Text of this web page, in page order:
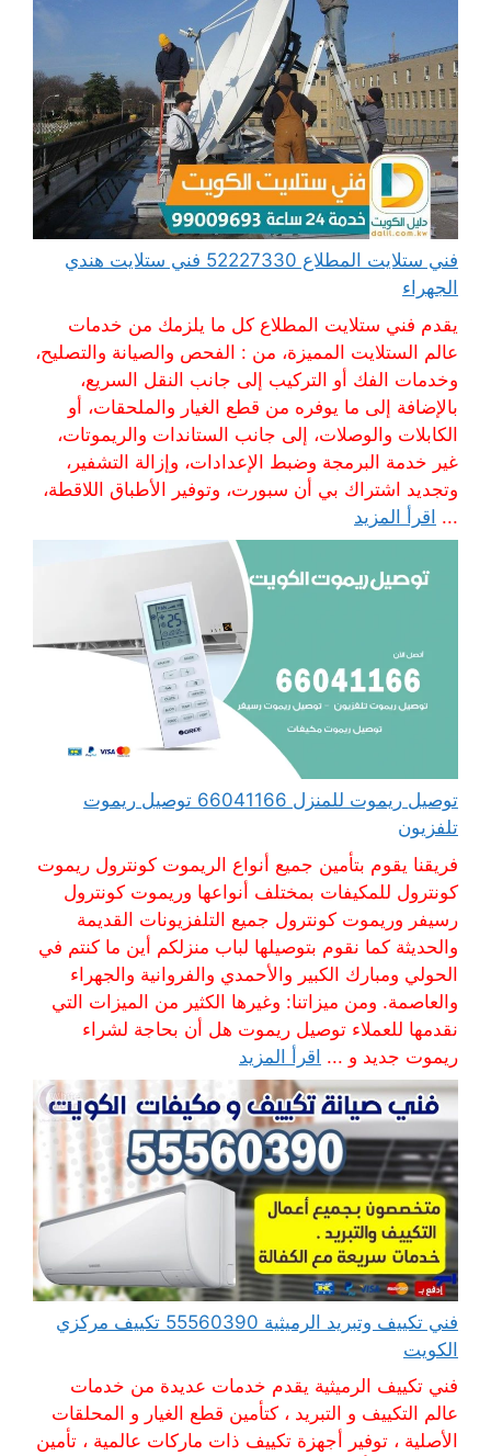
فني ستلايت المطلاع 52227330 فني ستلايت هندي
الجهراء
يقدم فني ستلايت المطلاع كل ما يلزمك من خدمات
عالم الستلايت المميزة، من : الفحص والصيانة والتصليح،
وخدمات الفك أو التركيب إلى جانب النقل السريع،
بالإضافة إلى ما يوفره من قطع الغيار والملحقات، أو
الكابلات والوصلات، إلى جانب الستاندات والريموتات،
غير خدمة البرمجة وضبط الإعدادات، وإزالة التشفير،
وتجديد اشتراك بي أن سبورت، وتوفير الأطباق اللاقطة،
... اقرأ المزيد
توصيل ريموت للمنزل 66041166 توصيل ريموت
تلفزيون
فريقنا يقوم بتأمين جميع أنواع الريموت كونترول ريموت
كونترول للمكيفات بمختلف أنواعها وريموت كونترول
رسيفر وريموت كونترول جميع التلفزيونات القديمة
والحديثة كما نقوم بتوصيلها لباب منزلكم أين ما كنتم في
الحولي ومبارك الكبير والأحمدي والفروانية والجهراء
والعاصمة. ومن ميزاتنا: وغيرها الكثير من الميزات التي
نقدمها للعملاء توصيل ريموت هل أن بحاجة لشراء
ريموت جديد و ... اقرأ المزيد
فني تكييف وتبريد الرميثية 55560390 تكييف مركزي
الكويت
فني تكييف الرميثية يقدم خدمات عديدة من خدمات
عالم التكييف و التبريد ، كتأمين قطع الغيار و المحلقات
الأصلية ، توفير أجهزة تكييف ذات ماركات عالمية ، تأمين